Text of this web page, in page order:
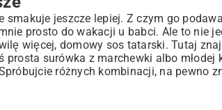
jeszcze lepiej. Z czym go
prosto do wakacji u babci. Ale to nie
więcej, domowy sos tatarski. Tutaj
prosta surówka z marchewki albo młodej
różnych kombinacji, na pewno